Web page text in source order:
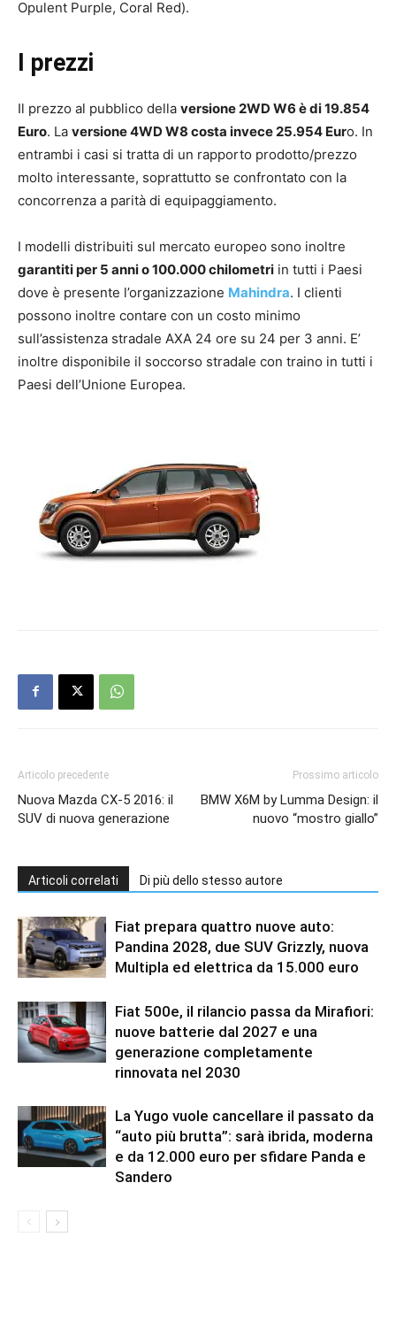
Opulent Purple, Coral Red).
I prezzi
Il prezzo al pubblico della versione 2WD W6 è di 19.854
Euro. La versione 4WD W8 costa invece 25.954 Euro. In
entrambi i casi si tratta di un rapporto prodotto/prezzo
molto interessante, soprattutto se confrontato con la
concorrenza a parità di equipaggiamento.
I modelli distribuiti sul mercato europeo sono inoltre
garantiti per 5 anni o 100.000 chilometri in tutti i Paesi
dove è presente l’organizzazione Mahindra. I clienti
possono inoltre contare con un costo minimo
sull’assistenza stradale AXA 24 ore su 24 per 3 anni. E’
inoltre disponibile il soccorso stradale con traino in tutti i
Paesi dell’Unione Europea.
Articolo precedente
Nuova Mazda CX-5 2016: il
SUV di nuova generazione
Prossimo articolo
BMW X6M by Lumma Design: il
nuovo “mostro giallo”
Articoli correlati Di più dello stesso autore
Fiat prepara quattro nuove auto:
Pandina 2028, due SUV Grizzly, nuova
Multipla ed elettrica da 15.000 euro
Fiat 500e, il rilancio passa da Mirafiori:
nuove batterie dal 2027 e una
generazione completamente
rinnovata nel 2030
La Yugo vuole cancellare il passato da
“auto più brutta”: sarà ibrida, moderna
e da 12.000 euro per sfidare Panda e
Sandero